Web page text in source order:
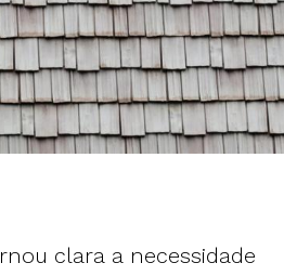
clara a necessidade